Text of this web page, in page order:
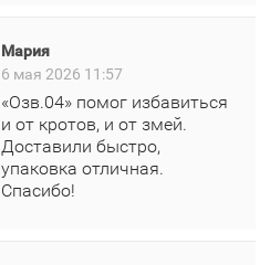
Мария
6 мая 2026 11:57
«Озв.04» помог избавиться
и от кротов, и от змей.
Доставили быстро,
упаковка отличная.
Спасибо!